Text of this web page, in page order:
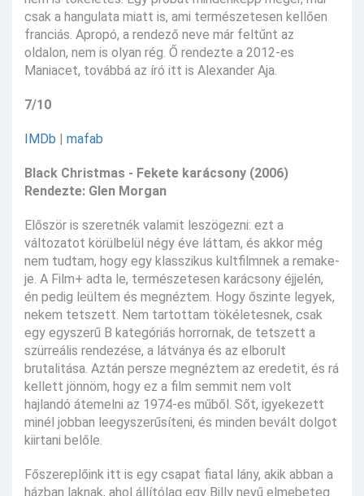
csak a hangulata miatt is, ami természetesen kellően
franciás. Apropó, a rendező neve már feltűnt az
oldalon, nem is olyan rég. Ő rendezte a 2012-es
Maniacet, továbbá az író itt is Alexander Aja.
7/10
IMDb | mafab
Black Christmas - Fekete karácsony (2006)
Rendezte: Glen Morgan
Először is szeretnék valamit leszögezni: ezt a
változatot körülbelül négy éve láttam, és akkor még
nem tudtam, hogy egy klasszikus kultfilmnek a remake-
je. A Film+ adta le, természetesen karácsony éjjelén,
én pedig leültem és megnéztem. Hogy őszinte legyek,
nekem tetszett. Nem tartottam tökéletesnek, csak
egy egyszerű B kategóriás horrornak, de tetszett a
szürreális rendezése, a látványa és az elborult
brutalitása. Aztán persze megnéztem az eredetit, és rá
kellett jönnöm, hogy ez a film semmit nem volt
hajlandó átemelni az 1974-es műből. Sőt, igyekezett
minél jobban leegyszerűsíteni, és minden bevált dolgot
kiirtani belőle.
Főszereplőink itt is egy csapat fiatal lány, akik abban a
házban laknak, ahol állítólag egy Billy nevű elmebeteg